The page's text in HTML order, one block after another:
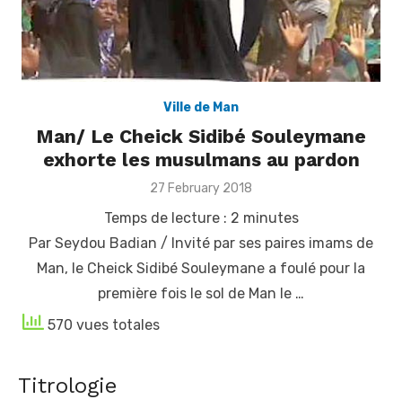
Ville de Man
Man/ Le Cheick Sidibé Souleymane
exhorte les musulmans au pardon
Posted
27 February 2018
Temps de lecture : 2 minutes
Par Seydou Badian / Invité par ses paires imams de
Man, le Cheick Sidibé Souleymane a foulé pour la
première fois le sol de Man le …
570 vues totales
Titrologie
de 17 jeunes étudiants ivoiriens